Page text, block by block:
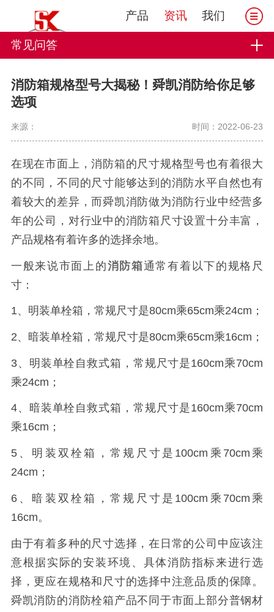
产品 资讯 我们
常见问答
消防箱规格型号大揭秘！舜凯消防给你足够
选项
来源： 时间：2022-06-23
在现在市面上，消防箱的尺寸规格型号也有着很大
的不同，不同的尺寸能够达到的消防水平自然也有
着较大的差异，而舜凯消防做为消防行业中经营多
年的公司，对行业中的消防箱尺寸设置十分丰富，
产品规格有着许多的选择余地。
一般来说市面上的消防箱通常有着以下的规格尺
寸：
1、明装单栓箱，常规尺寸是80cm乘65cm乘24cm；
2、暗装单栓箱，常规尺寸是80cm乘65cm乘16cm；
3、明装单栓自救式箱，常规尺寸是160cm乘70cm
乘24cm；
4、暗装单栓自救式箱，常规尺寸是160cm乘70cm
乘16cm；
5、明装双栓箱，常规尺寸是100cm乘70cm乘
24cm；
6、暗装双栓箱，常规尺寸是100cm乘70cm乘
16cm。
由于有着多种的尺寸选择，在日常的公司中应该注
意根据实际的安装环境、具体消防指标来进行选
择，更应在规格和尺寸的选择中注意品质的保障。
舜凯消防的消防栓箱产品不同于市面上部分普钢材